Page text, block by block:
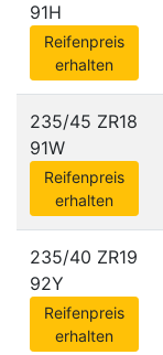
91H
Reifenpreis
erhalten
235/45 ZR18
91W
Reifenpreis
erhalten
235/40 ZR19
92Y
Reifenpreis
erhalten